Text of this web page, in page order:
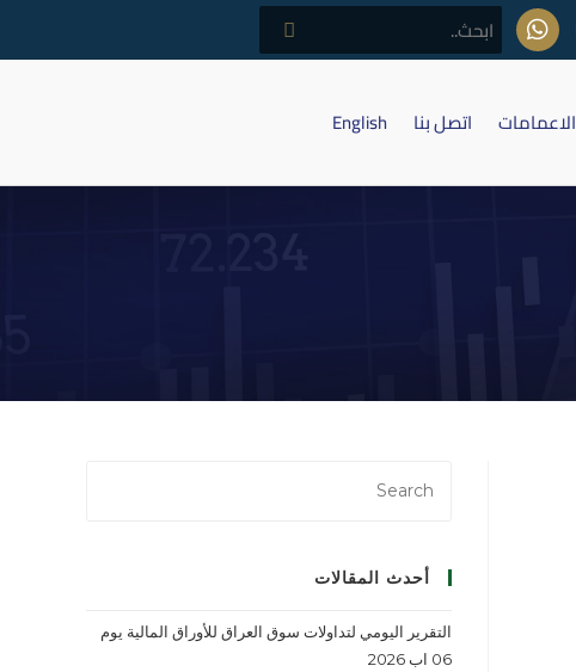
الاعمامات اتصل بنا English
أحدث المقالات
التقرير اليومي لتداولات سوق العراق للأوراق المالية يوم
06 اب 2026